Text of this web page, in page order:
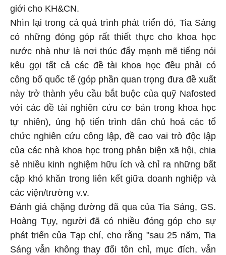
giới cho KH&CN.
Nhìn lại trong cả quá trình phát triển đó, Tia Sáng
có những đóng góp rất thiết thực cho khoa học
nước nhà như là nơi thúc đẩy mạnh mẽ tiếng nói
kêu gọi tất cả các đề tài khoa học đều phải có
công bố quốc tế (góp phần quan trọng đưa đề xuất
này trở thành yêu cầu bắt buộc của quỹ Nafosted
với các đề tài nghiên cứu cơ bản trong khoa học
tự nhiên), ủng hộ tiến trình dân chủ hoá các tổ
chức nghiên cứu công lập, đề cao vai trò độc lập
của các nhà khoa học trong phản biện xã hội, chia
sẻ nhiều kinh nghiệm hữu ích và chỉ ra những bất
cập khó khăn trong liên kết giữa doanh nghiệp và
các viện/trường v.v.
Đánh giá chặng đường đã qua của Tia Sáng, GS.
Hoàng Tụy, người đã có nhiều đóng góp cho sự
phát triển của Tạp chí, cho rằng "sau 25 năm, Tia
Sáng vẫn không thay đổi tôn chỉ, mục đích, vẫn